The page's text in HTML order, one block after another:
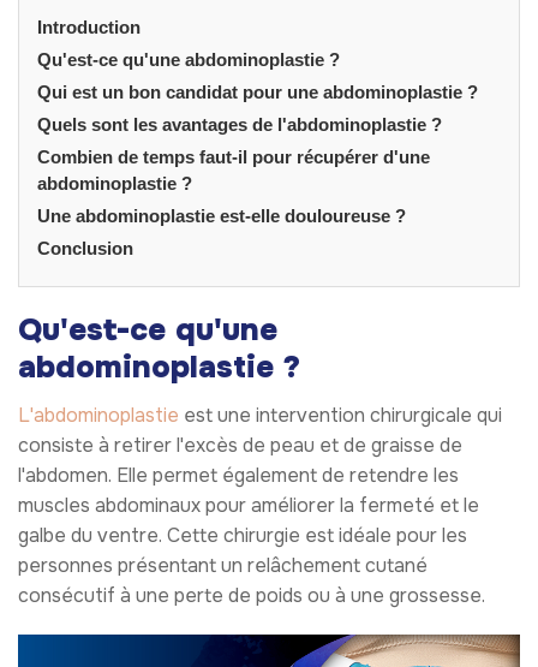
Introduction
Qu'est-ce qu'une abdominoplastie ?
Qui est un bon candidat pour une abdominoplastie ?
Quels sont les avantages de l'abdominoplastie ?
Combien de temps faut-il pour récupérer d'une
abdominoplastie ?
Une abdominoplastie est-elle douloureuse ?
Conclusion
Qu'est-ce qu'une
abdominoplastie ?
L'abdominoplastie est une intervention chirurgicale qui
consiste à retirer l'excès de peau et de graisse de
l'abdomen. Elle permet également de retendre les
muscles abdominaux pour améliorer la fermeté et le
galbe du ventre. Cette chirurgie est idéale pour les
personnes présentant un relâchement cutané
consécutif à une perte de poids ou à une grossesse.